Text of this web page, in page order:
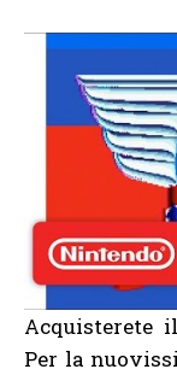
Acquisterete
Per la